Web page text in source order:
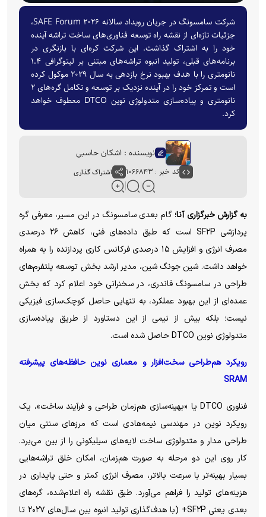
شرکت سامسونگ در جریان رویداد سالانه SAFE Forum ۲۰۲۶،
جزئیات تازه‌ای از نقشه راه توسعه فناوری‌های ساخت تراشه آینده
خود را به اشتراک گذاشت. این شرکت کره‌ای با بازنگری در
برنامه‌های قبلی، تولید انبوه تراشه‌های مبتنی بر لیتوگرافی ۱.۴
نانومتری را با هدف بهبود نرخ بازدهی به سال ۲۰۲۹ موکول کرده
است و تمرکز خود را در آینده نزدیک بر توسعه و تکامل گره‌های ۲
نانومتری و پیاده‌سازی متدولوژی نوین DTCO معطوف خواهد
کرد.
نویسنده : اشکان حاسبی
کد خبر : ۱۰۶۶۸۴۳ اشتراک گذاری
به گزارش خبرگزاری آنا؛ گام بعدی سامسونگ در این مسیر، معرفی گره
پردازشی SF۲P است که طبق داده‌های فنی، کاهش ۲۶ درصدی
مصرف انرژی و افزایش ۱۵ درصدی فرکانس کاری پردازنده را به همراه
خواهد داشت. شین جونگ شین، مدیر ارشد بخش توسعه پلتفرم‌های
طراحی در سامسونگ فاندری، در سخنرانی خود اعلام کرد که بخش
عمده‌ای از این بهبود عملکرد، به تنهایی حاصل کوچک‌سازی فیزیکی
نیست؛ بلکه بیش از نیمی از این دستاورد از طریق پیاده‌سازی
متدولوژی نوین DTCO حاصل شده است.
رویکرد هم‌طراحی سخت‌افزار و معماری نوین حافظه‌های پیشرفته
SRAM
فناوری DTCO یا «بهینه‌سازی هم‌زمان طراحی و فرآیند ساخت»، یک
رویکرد نوین در مهندسی نیمه‌هادی است که مرز‌های سنتی میان
طراحی مدار و متدولوژی ساخت لایه‌های سیلیکونی را از بین می‌برد.
کار روی این دو مرحله به صورت هم‌زمان، امکان خلق تراشه‌هایی
بسیار بهینه‌تر با سرعت بالاتر، مصرف انرژی کمتر و حتی پایداری در
هزینه‌های تولید را فراهم می‌آورد. طبق نقشه راه اعلام‌شده، گره‌های
بعدی یعنی SF۲P+ (با هدف‌گذاری تولید انبوه بین سال‌های ۲۰۲۷ تا